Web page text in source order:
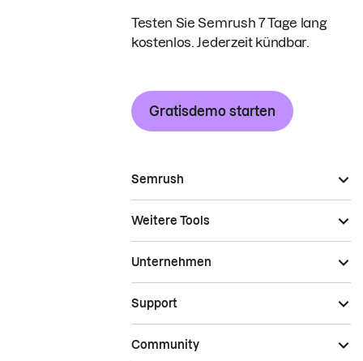
Testen Sie Semrush 7 Tage lang
kostenlos. Jederzeit kündbar.
Gratisdemo starten
Semrush
Weitere Tools
Unternehmen
Support
Community